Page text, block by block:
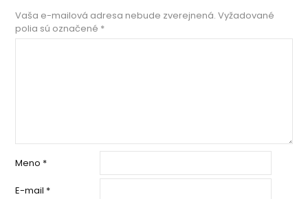
Vaša e-mailová adresa nebude zverejnená. Vyžadované
polia sú označené *
Meno *
E-mail *